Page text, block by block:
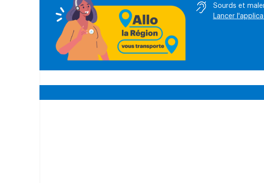
Sourds et
Lancer